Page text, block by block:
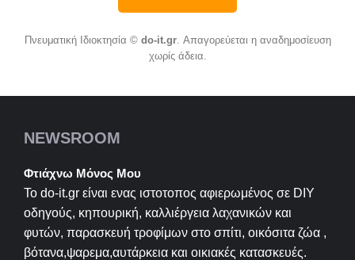
Πνευματική Ιδιοκτησία © do-it.gr. Απαγορεύεται η αναδημοσίευση
χωρίς άδεια.
NEWSROOM
Φτιάχνω Μόνος Μου
Το do-it.gr είναι ενας ιστοτοπος αφιερωμένος σε DIY
οδηγούς, κηπουρική, καλλιέργεια λαχανικών και
φυτών, παρασκευή τροφίμων στο σπίτι, οικόσιτα ζώα ,
βότανα,ψαρεμα,αυτάρκεια και οικιακές κατασκευές.